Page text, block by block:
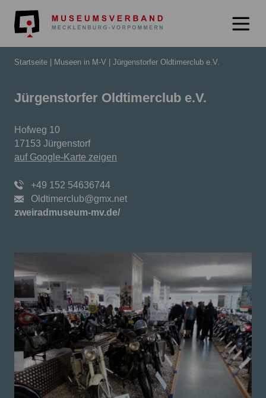
Startseite Museen in M-V Jürgenstorfer Oldtimerclub e.V.
Jürgenstorfer Oldtimerclub e.V.
Hofweg 10
17153 Jürgenstorf
auf Google-Karte zeigen
+49 152 54636744
Oldtimerclub@gmx.net
zweiradmuseum-mv.de/